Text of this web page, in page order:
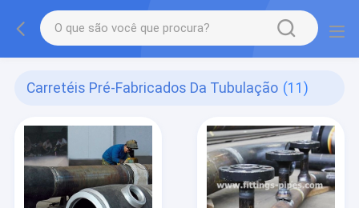
Carretéis Pré-Fabricados Da Tubulação (11)